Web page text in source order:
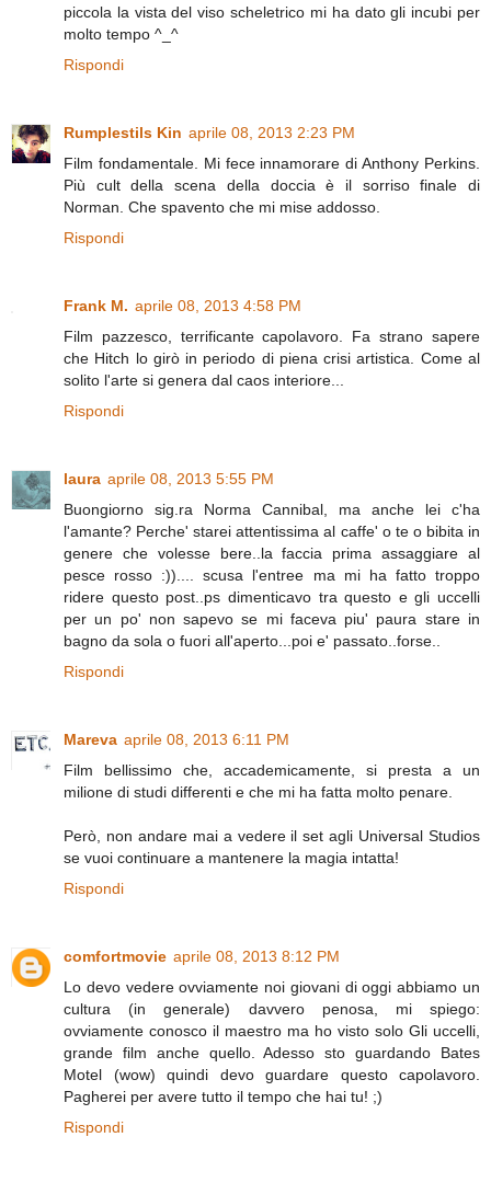
piccola la vista del viso scheletrico mi ha dato gli incubi per
molto tempo ^_^
Rispondi
Rumplestils Kin aprile 08, 2013 2:23 PM
Film fondamentale. Mi fece innamorare di Anthony Perkins.
Più cult della scena della doccia è il sorriso finale di
Norman. Che spavento che mi mise addosso.
Rispondi
Frank M. aprile 08, 2013 4:58 PM
Film pazzesco, terrificante capolavoro. Fa strano sapere
che Hitch lo girò in periodo di piena crisi artistica. Come al
solito l'arte si genera dal caos interiore...
Rispondi
laura aprile 08, 2013 5:55 PM
Buongiorno sig.ra Norma Cannibal, ma anche lei c'ha
l'amante? Perche' starei attentissima al caffe' o te o bibita in
genere che volesse bere..la faccia prima assaggiare al
pesce rosso :)).... scusa l'entree ma mi ha fatto troppo
ridere questo post..ps dimenticavo tra questo e gli uccelli
per un po' non sapevo se mi faceva piu' paura stare in
bagno da sola o fuori all'aperto...poi e' passato..forse..
Rispondi
Mareva aprile 08, 2013 6:11 PM
Film bellissimo che, accademicamente, si presta a un
milione di studi differenti e che mi ha fatta molto penare.
Però, non andare mai a vedere il set agli Universal Studios
se vuoi continuare a mantenere la magia intatta!
Rispondi
comfortmovie aprile 08, 2013 8:12 PM
Lo devo vedere ovviamente noi giovani di oggi abbiamo un
cultura (in generale) davvero penosa, mi spiego:
ovviamente conosco il maestro ma ho visto solo Gli uccelli,
grande film anche quello. Adesso sto guardando Bates
Motel (wow) quindi devo guardare questo capolavoro.
Pagherei per avere tutto il tempo che hai tu! ;)
Rispondi